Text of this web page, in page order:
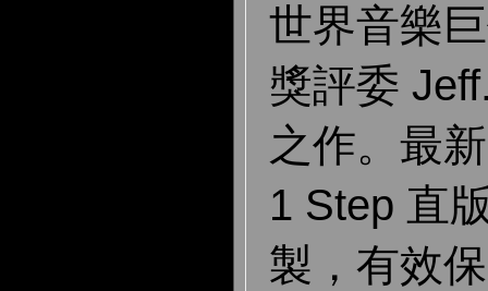
世界音樂
獎評委
之作。最
1 Step 直
製，有效